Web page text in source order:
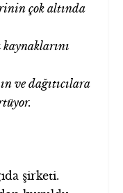
çok altında
ve dağıtıcılara
şirketi.